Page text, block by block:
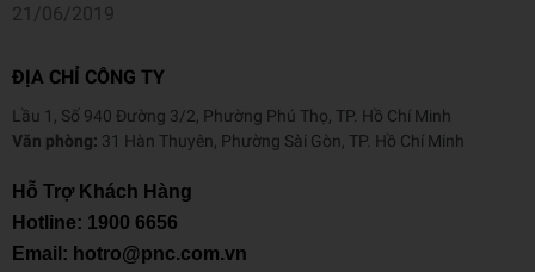
21/06/2019
ĐỊA CHỈ CÔNG TY
Lầu 1, Số 940 Đường 3/2, Phường Phú Thọ, TP. Hồ Chí Minh
Văn phòng: 31 Hàn Thuyên, Phường Sài Gòn, TP. Hồ Chí Minh
Hỗ Trợ Khách Hàng
Hotline: 1900 6656
Email: hotro@pnc.com.vn